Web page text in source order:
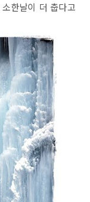
한날이 더 춥다고